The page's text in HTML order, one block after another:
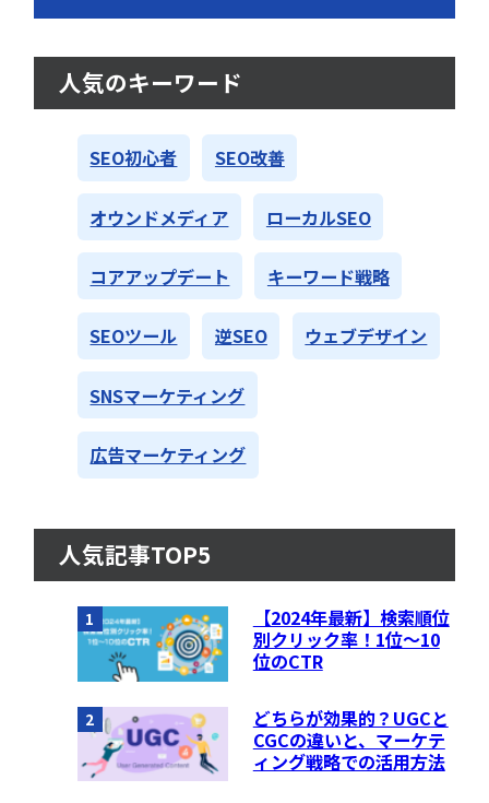
人気のキーワード
SEO初心者 SEO改善
オウンドメディア ローカルSEO
コアアップデート キーワード戦略
SEOツール 逆SEO ウェブデザイン
SNSマーケティング
広告マーケティング
人気記事TOP5
1
【2024年最新】検索順位
別クリック率！1位〜10
位のCTR
2
どちらが効果的？UGCと
CGCの違いと、マーケテ
ィング戦略での活用方法